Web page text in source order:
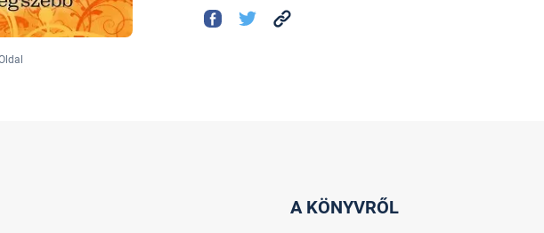
A KÖNYVRŐL